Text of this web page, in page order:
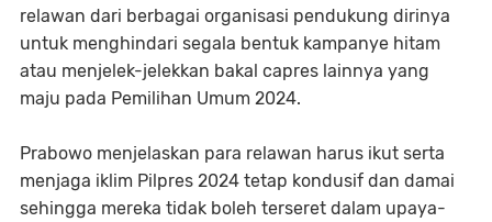
relawan dari berbagai organisasi pendukung dirinya
untuk menghindari segala bentuk kampanye hitam
atau menjelek-jelekkan bakal capres lainnya yang
maju pada Pemilihan Umum 2024.
Prabowo menjelaskan para relawan harus ikut serta
menjaga iklim Pilpres 2024 tetap kondusif dan damai
sehingga mereka tidak boleh terseret dalam upaya-